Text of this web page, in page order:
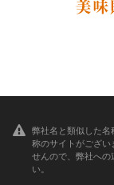
弊社名と類似した名
称のサイトがござい
せんので、弊社への
い。